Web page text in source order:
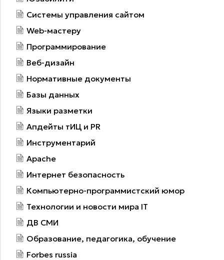
Системы управления сайтом
Web-мастеру
Программирование
Веб-дизайн
Нормативные документы
Базы данных
Языки разметки
Апдейты тИЦ и PR
Инструментарий
Apache
Интернет безопасность
Компьютерно-программистский юмор
Технологии и новости мира IT
ДВ СМИ
Образование, педагогика, обучение
Forbes russia